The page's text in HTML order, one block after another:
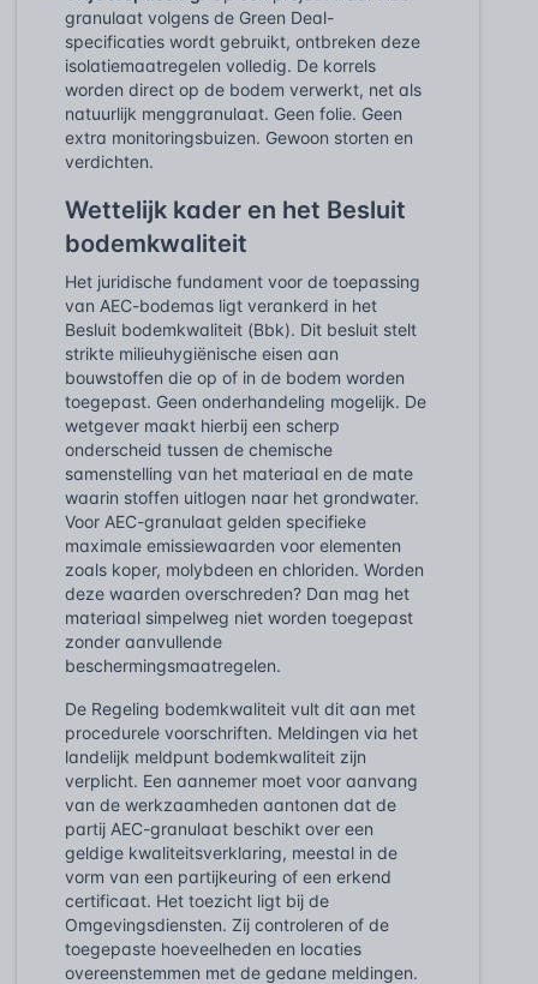
granulaat volgens de Green Deal-
specificaties wordt gebruikt, ontbreken deze
isolatiemaatregelen volledig. De korrels
worden direct op de bodem verwerkt, net als
natuurlijk menggranulaat. Geen folie. Geen
extra monitoringsbuizen. Gewoon storten en
verdichten.
Wettelijk kader en het Besluit
bodemkwaliteit
Het juridische fundament voor de toepassing
van AEC-bodemas ligt verankerd in het
Besluit bodemkwaliteit (Bbk). Dit besluit stelt
strikte milieuhygiënische eisen aan
bouwstoffen die op of in de bodem worden
toegepast. Geen onderhandeling mogelijk. De
wetgever maakt hierbij een scherp
onderscheid tussen de chemische
samenstelling van het materiaal en de mate
waarin stoffen uitlogen naar het grondwater.
Voor AEC-granulaat gelden specifieke
maximale emissiewaarden voor elementen
zoals koper, molybdeen en chloriden. Worden
deze waarden overschreden? Dan mag het
materiaal simpelweg niet worden toegepast
zonder aanvullende
beschermingsmaatregelen.
De Regeling bodemkwaliteit vult dit aan met
procedurele voorschriften. Meldingen via het
landelijk meldpunt bodemkwaliteit zijn
verplicht. Een aannemer moet voor aanvang
van de werkzaamheden aantonen dat de
partij AEC-granulaat beschikt over een
geldige kwaliteitsverklaring, meestal in de
vorm van een partijkeuring of een erkend
certificaat. Het toezicht ligt bij de
Omgevingsdiensten. Zij controleren of de
toegepaste hoeveelheden en locaties
overeenstemmen met de gedane meldingen.